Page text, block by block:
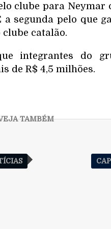
clube para Neymar
segunda pelo que
catalão.
integrantes do
de R$ 4,5 milhões.